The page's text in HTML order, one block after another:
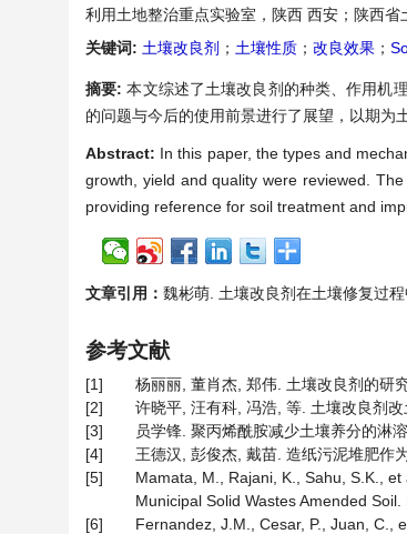
利用土地整治重点实验室，陕西 西安；陕西
关键词: 土壤改良剂 ； 土壤性质 ； 改良效果 ；
摘要:本文综述了土壤改良剂的种类、作用机
的问题与今后的使用前景进行了展望，以期为
Abstract: In this paper, the types and
growth, yield and quality were reviewed.
providing reference for soil treatment and
文章引用： 魏彬萌. 土壤改良剂在土壤修复过
参考文献
[1]
杨丽丽, 董肖杰, 郑伟. 土壤改良剂的研
[2]
许晓平, 汪有科, 冯浩, 等. 土壤改良剂
[3]
员学锋. 聚丙烯酰胺减少土壤养分的淋
[4]
王德汉, 彭俊杰, 戴苗. 造纸污泥堆肥作
[5]
Mamata, M., Rajani, K., Sahu, S.K.,
Municipal Solid Wastes Amended
[6]
Fernandez, J.M., Cesar, P., Juan, C.,